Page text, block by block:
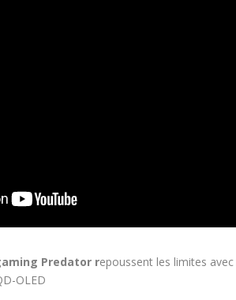
Predator repoussent les limites
OLED